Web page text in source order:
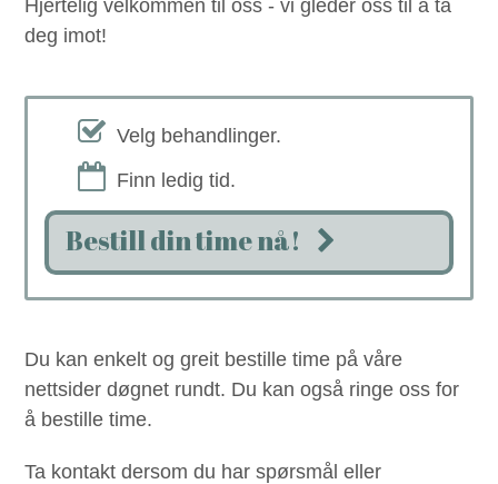
Hjertelig velkommen til oss - vi gleder oss til å ta
deg imot!
Velg behandlinger.
Finn ledig tid.
Bestill din time nå!
Du kan enkelt og greit bestille time på våre
nettsider døgnet rundt. Du kan også ringe oss for
å bestille time.
Ta kontakt dersom du har spørsmål eller